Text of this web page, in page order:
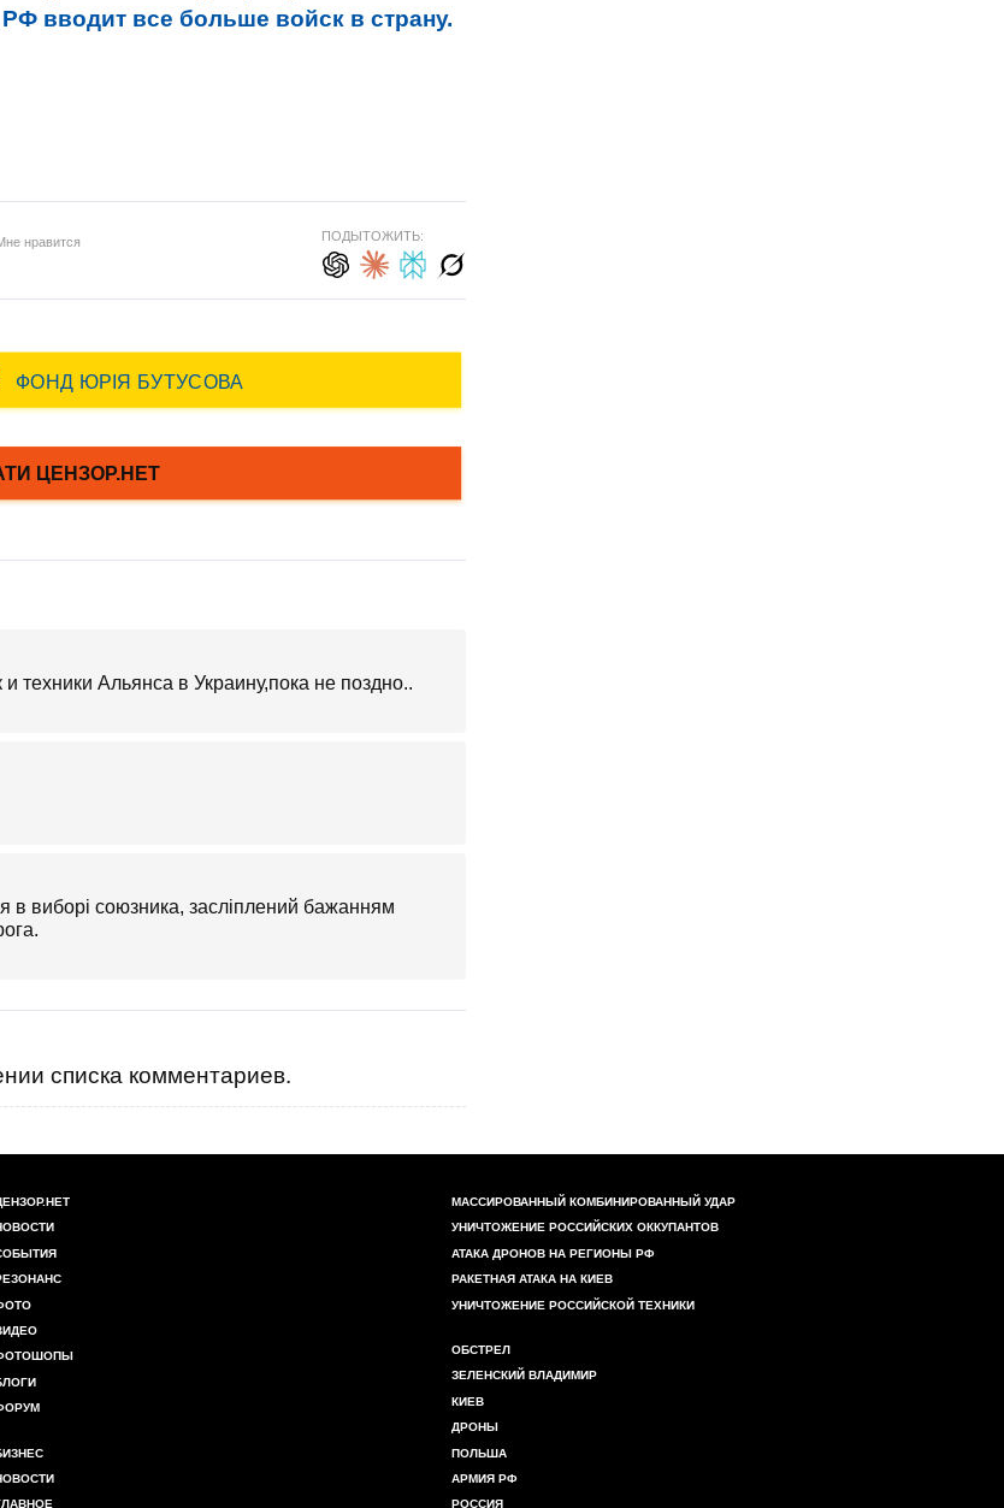
вводит все больше войск в страну.
нравится ПОДЫТОЖИТЬ:
техники Альянса в Украину,пока не поздно..
в виборі союзника, засліплений бажанням
списка комментариев.
МАССИРОВАННЫЙ КОМБИНИРОВАННЫЙ УДАР
УНИЧТОЖЕНИЕ РОССИЙСКИХ ОККУПАНТОВ
АТАКА ДРОНОВ НА РЕГИОНЫ РФ
РАКЕТНАЯ АТАКА НА КИЕВ
УНИЧТОЖЕНИЕ РОССИЙСКОЙ ТЕХНИКИ
ОБСТРЕЛ
ЗЕЛЕНСКИЙ ВЛАДИМИР
КИЕВ
ДРОНЫ
ПОЛЬША
АРМИЯ РФ
РОССИЯ